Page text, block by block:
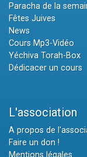
Paracha de la
Fêtes Juives
News
Cours Mp3-Vidéo
Yéchiva Torah-Box
Dédicacer un cours
L'association
A propos de
Faire un don !
Mentions légales